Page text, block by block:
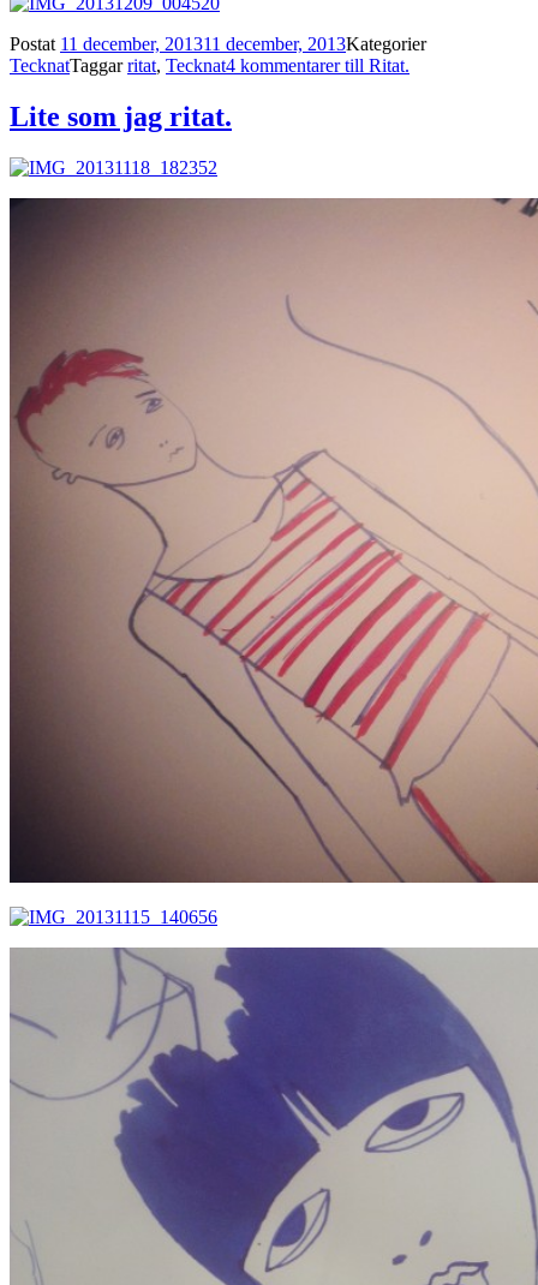
Postat 11 december, 201311 december, 2013Kategorier
TecknatTaggarritat, Tecknat4 kommentarertill Ritat.
Lite som jag ritat.